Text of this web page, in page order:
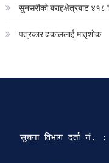
सुनसरीको बराहक्षेत्रबाट ४१८
पत्रकार ढकाललाई मातृशोक
सूचना विभाग दर्ता‍